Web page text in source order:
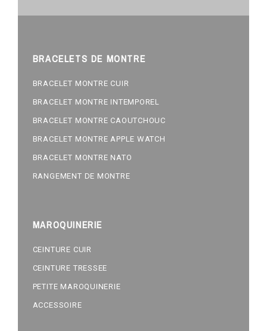
BRACELETS DE MONTRE
BRACELET MONTRE CUIR
BRACELET MONTRE INTEMPOREL
BRACELET MONTRE CAOUTCHOUC
BRACELET MONTRE APPLE WATCH
BRACELET MONTRE NATO
RANGEMENT DE MONTRE
MAROQUINERIE
CEINTURE CUIR
CEINTURE TRESSEE
PETITE MAROQUINERIE
ACCESSOIRE